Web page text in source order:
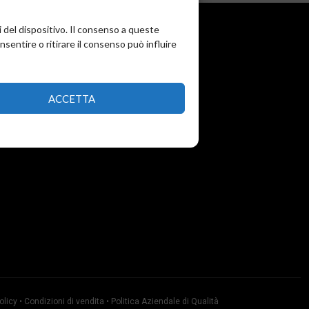
del dispositivo. Il consenso a queste
o ritirare il consenso può influire
ACCETTA
• Condizioni di vendita • Politica Aziendale di Qualità